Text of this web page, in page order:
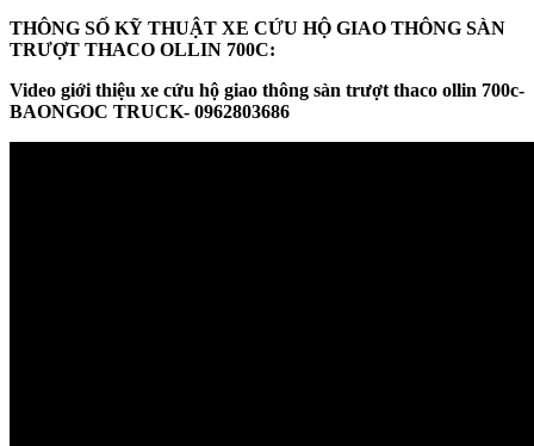
THÔNG SỐ KỸ THUẬT XE CỨU HỘ GIAO THÔNG SÀN
TRƯỢT THACO OLLIN 700C:
Video giới thiệu xe cứu hộ giao thông sàn trượt thaco ollin 700c-
BAONGOC TRUCK- 0962803686